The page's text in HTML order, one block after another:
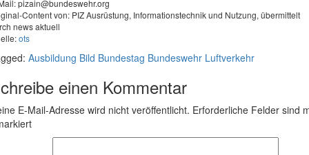
pizain@bundeswehr.org
Content von: PIZ Ausrüstung, Informationstechnik und Nutzung, übermittelt
news aktuell
ots
Ausbildung Bild Bundestag Bundeswehr Luftverkehr
einen Kommentar
E-Mail-Adresse wird nicht veröffentlicht. Erforderliche Felder sind